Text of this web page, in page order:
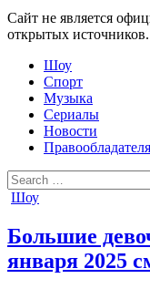
Сайт не является
открытых источников.
Шоу
Спорт
Музыка
Сериалы
Новости
Search
for:
Posted
Шоу
Большие
января 2025